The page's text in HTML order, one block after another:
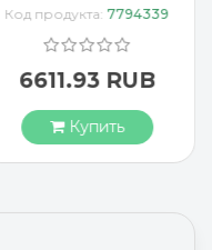
Код продукта:7794339
6611.93 RUB
Купить